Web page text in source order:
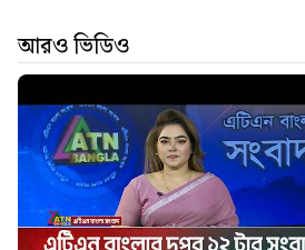
আরও ভিডিও